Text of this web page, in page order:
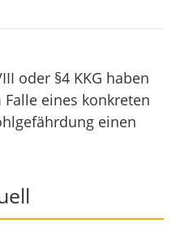
oder §4 KKG haben
eines konkreten
einen